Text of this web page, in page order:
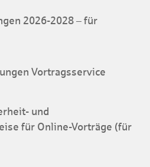
2026-2028 – für
Vortragsservice
und
für Online-Vorträge (für